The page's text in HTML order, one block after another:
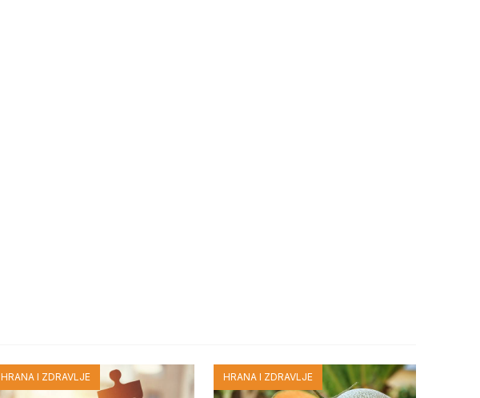
HRANA I ZDRAVLJE HRANA I ZDRAVLJE